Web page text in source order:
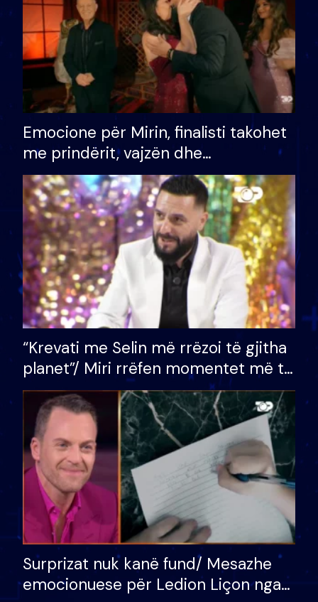
Emocione për Mirin, finalisti takohet
me prindërit, vajzën dhe
bashkëshorten: S’kemi ndonjë letër
divorci apo jo?
“Krevati me Selin më rrëzoi të gjitha
planet”/ Miri rrëfen momentet më të
bukura në shtëpinë e BB VIP: Do më
mungojë zilja e mëngjesit kur…
Surprizat nuk kanë fund/ Mesazhe
emocionuese për Ledion Liçon nga